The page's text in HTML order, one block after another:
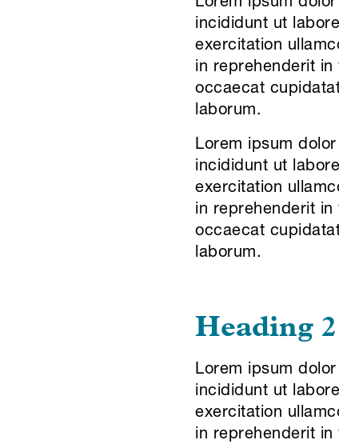
incididunt ut
exercitation
in reprehenderit
occaecat
laborum.
Lorem ipsum
incididunt ut
exercitation
in reprehenderit
occaecat
laborum.
Heading 2
Lorem ipsum
incididunt ut
exercitation
in reprehenderit